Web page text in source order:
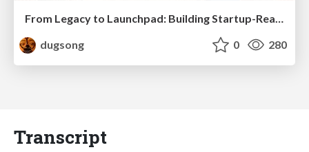
dugsong
0 280
Transcript